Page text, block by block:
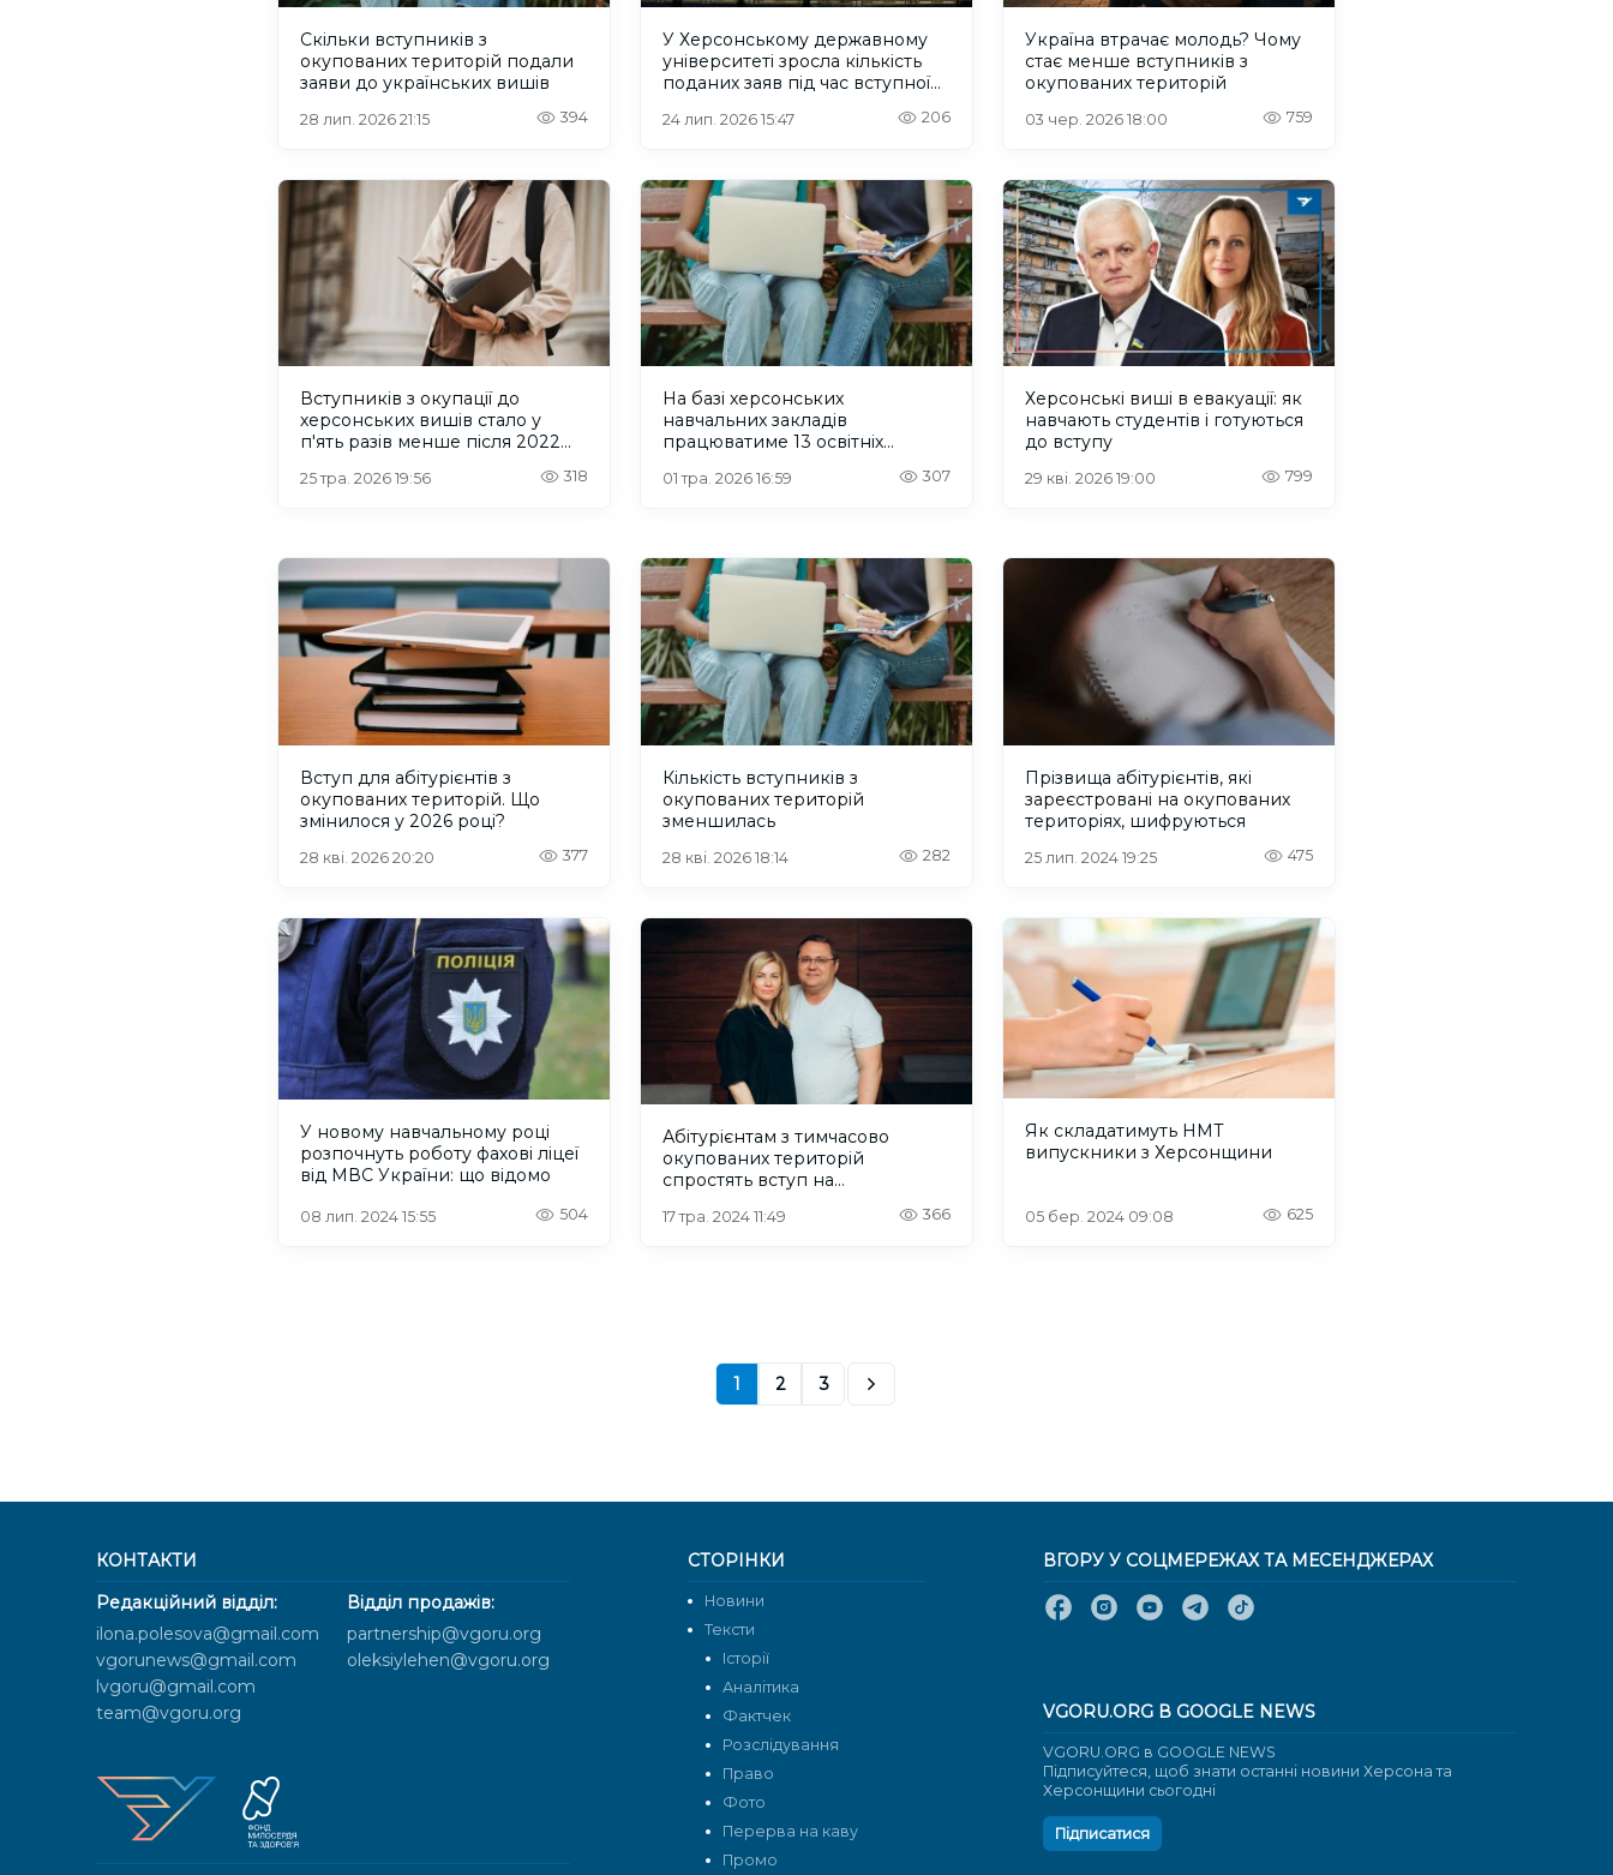
Скільки вступників з
окупованих територій подали
заяви до українських вишів
28 лип. 2026 21:15 394
У Херсонському державному
університеті зросла кількість
поданих заяв під час вступної
24 лип. 2026 15:47 206
Україна втрачає молодь? Чому
стає менше вступників з
окупованих територій
03 чер. 2026 18:00 759
Вступників з окупації до
херсонських вишів стало у
п'ять разів менше після 2022
25 тра. 2026 19:56 318
На базі херсонських
навчальних закладів
працюватиме 13 освітніх
01 тра. 2026 16:59 307
Херсонські виші в евакуації: як
навчають студентів і готуються
до вступу
29 кві. 2026 19:00 799
Вступ для абітурієнтів з
окупованих територій. Що
змінилося у 2026 році?
28 кві. 2026 20:20 377
Кількість вступників з
окупованих територій
зменшилась
28 кві. 2026 18:14 282
Прізвища абітурієнтів, які
зареєстровані на окупованих
територіях, шифруються
25 лип. 2024 19:25 475
У новому навчальному році
розпочнуть роботу фахові ліцеї
від МВС України: що відомо
08 лип. 2024 15:55 504
Абітурієнтам з тимчасово
окупованих територій
спростять вступ на
17 тра. 2024 11:49 366
Як складатимуть НМТ
випускники з Херсонщини
05 бер. 2024 09:08 625
1 2 3
КОНТАКТИ
Редакційний відділ:
ilona.polesova@gmail.com
vgorunews@gmail.com
lvgoru@gmail.com
team@vgoru.org
Відділ продажів:
partnership@vgoru.org
oleksiylehen@vgoru.org
СТОРІНКИ
Новини
Тексти
Історії
Аналітика
Фактчек
Розслідування
Право
Фото
Перерва на каву
Промо
ВГОРУ У СОЦМЕРЕЖАХ ТА МЕСЕНДЖЕРАХ
VGORU.ORG В GOOGLE NEWS
VGORU.ORG в GOOGLE NEWS
Підписуйтеся, щоб знати останні новини Херсона та
Херсонщини сьогодні
Підписатися